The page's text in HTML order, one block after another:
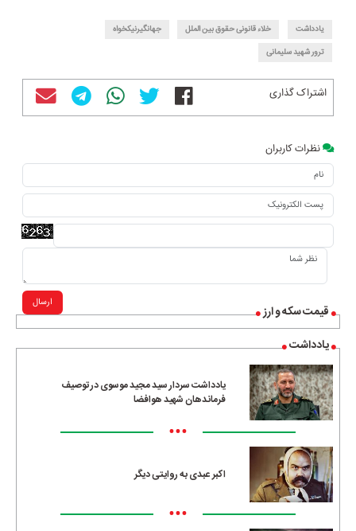
قیمت سکه و ارز
یادداشت
یادداشت سردار سید مجید موسوی در توصیف
فرماندهان شهید هوافضا
•••
اکبر عبدی به روایتی دیگر
•••
یادداشت خلاء قانونی حقوق بین الملل
جهانگیرنیکخواه
ترور شهید سلیمانی
اشتراک گذاری
نظرات کاربران
ارسال